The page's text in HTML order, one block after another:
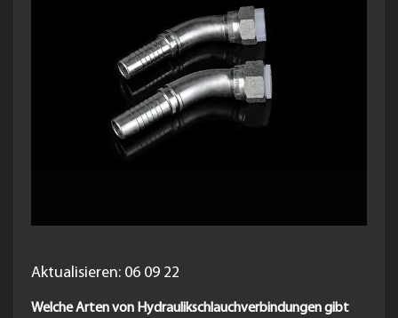
Aktualisieren: 06 09 22
Welche Arten von Hydraulikschlauchverbindungen gibt